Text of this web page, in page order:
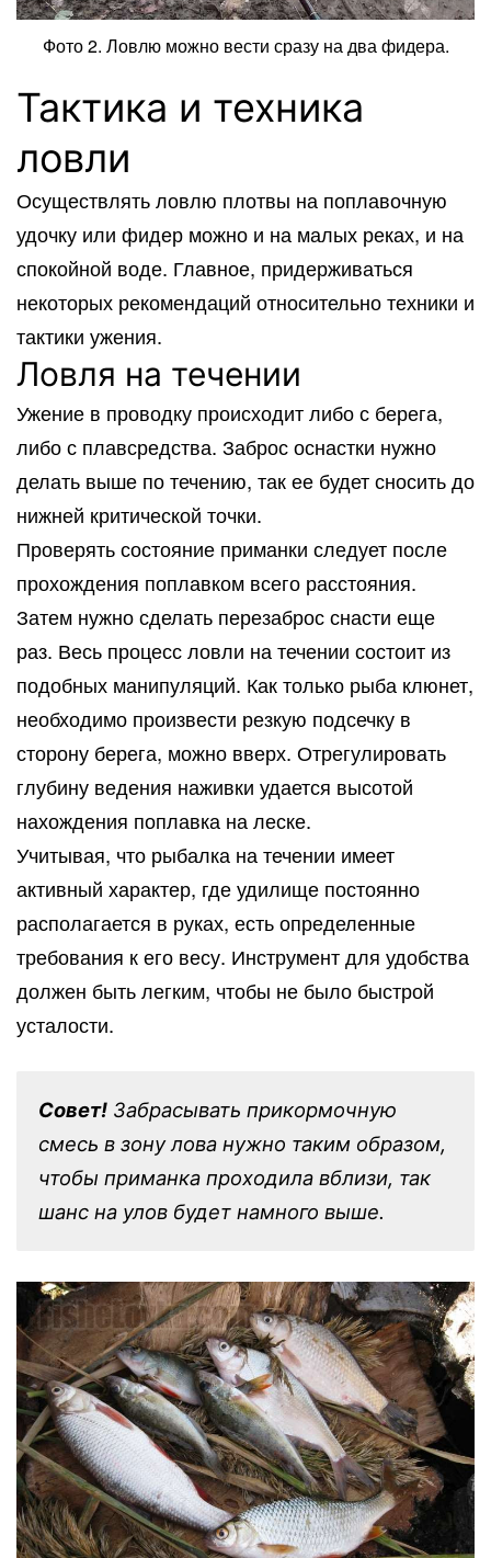
Фото 2. Ловлю можно вести сразу на два фидера.
Тактика и техника
ловли
Осуществлять ловлю плотвы на поплавочную
удочку или фидер можно и на малых реках, и на
спокойной воде. Главное, придерживаться
некоторых рекомендаций относительно техники и
тактики ужения.
Ловля на течении
Ужение в проводку происходит либо с берега,
либо с плавсредства. Заброс оснастки нужно
делать выше по течению, так ее будет сносить до
нижней критической точки.
Проверять состояние приманки следует после
прохождения поплавком всего расстояния.
Затем нужно сделать перезаброс снасти еще
раз. Весь процесс ловли на течении состоит из
подобных манипуляций. Как только рыба клюнет,
необходимо произвести резкую подсечку в
сторону берега, можно вверх. Отрегулировать
глубину ведения наживки удается высотой
нахождения поплавка на леске.
Учитывая, что рыбалка на течении имеет
активный характер, где удилище постоянно
располагается в руках, есть определенные
требования к его весу. Инструмент для удобства
должен быть легким, чтобы не было быстрой
усталости.
Совет! Забрасывать прикормочную
смесь в зону лова нужно таким образом,
чтобы приманка проходила вблизи, так
шанс на улов будет намного выше.